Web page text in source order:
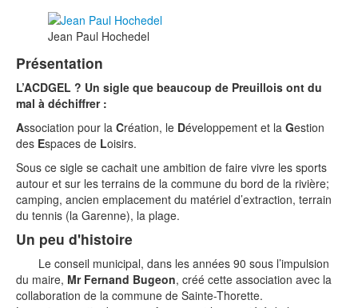
Jean Paul Hochedel
Présentation
L’ACDGEL ? Un sigle que beaucoup de Preuillois ont du
mal à déchiffrer :
Association pour la Création, le Développement et la Gestion
des Espaces de Loisirs.
Sous ce sigle se cachait une ambition de faire vivre les sports
autour et sur les terrains de la commune du bord de la rivière;
camping, ancien emplacement du matériel d’extraction, terrain
du tennis (la Garenne), la plage.
Un peu d'histoire
Le conseil municipal, dans les années 90 sous l’impulsion
du maire, Mr Fernand Bugeon, créé cette association avec la
collaboration de la commune de Sainte-Thorette.